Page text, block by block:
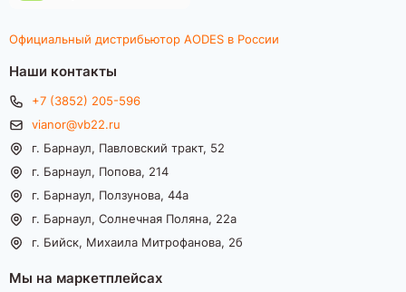
Официальный дистрибьютор AODES в России
Наши контакты
+7 (3852) 205-596
vianor@vb22.ru
г. Барнаул, Павловский тракт, 52
г. Барнаул, Попова, 214
г. Барнаул, Ползунова, 44а
г. Барнаул, Солнечная Поляна, 22а
г. Бийск, Михаила Митрофанова, 2б
Мы на маркетплейсах